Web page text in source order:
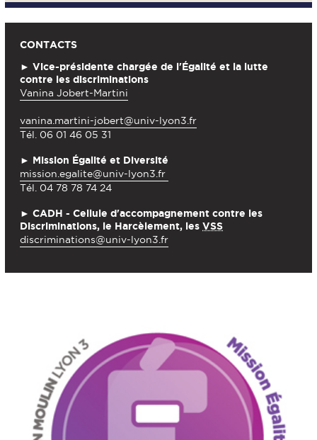
CONTACTS
► Vice-présidente chargée de l'Égalité et la lutte
contre les discriminations
Vanina Jobert-Martini
vanina.martini-jobert@univ-lyon3.fr
Tél. 06 01 46 05 31
► Mission Égalité et Diversité
mission.egalite@univ-lyon3.fr
Tél. 04 78 78 74 24
► CADH - Cellule d'accompagnement contre les
Discriminations, le Harcèlement, les VSS
discriminations@univ-lyon3.fr